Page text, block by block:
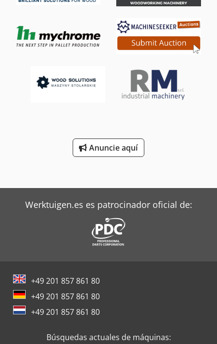
Anuncie aquí
Werktuigen.es es patrocinador oficial de:
+49 201 857 861 80
+49 201 857 861 80
+49 201 857 861 80
Búsquedas actuales de máquinas: